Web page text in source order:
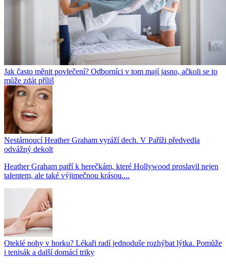
Jak často měnit povlečení? Odborníci v tom mají jasno, ačkoli se to
může zdát příliš
Nestárnoucí Heather Graham vyráží dech. V Paříži předvedla
odvážný dekolt
Heather Graham patří k herečkám, které Hollywood proslavil nejen
talentem, ale také výjimečnou krásou....
Oteklé nohy v horku? Lékaři radí jednoduše rozhýbat lýtka. Pomůže
i tenisák a další domácí triky